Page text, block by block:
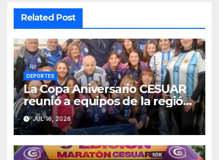
Related Post
DEPORTES
La Copa Aniversario CESUAR
reunió a equipos de la región
en una jornada de newcom y
camaradería
JUL 16, 2026